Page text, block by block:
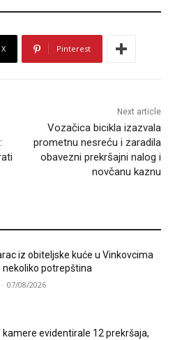
X Pinterest
Next article
Vozačica bicikla izazvala
prometnu nesreću i zaradila
obavezni prekršajni nalog i
novčanu kaznu
iz obiteljske kuće u Vinkovcima
nekoliko potrepština
- 07/08/2026
kamere evidentirale 12 prekršaja,